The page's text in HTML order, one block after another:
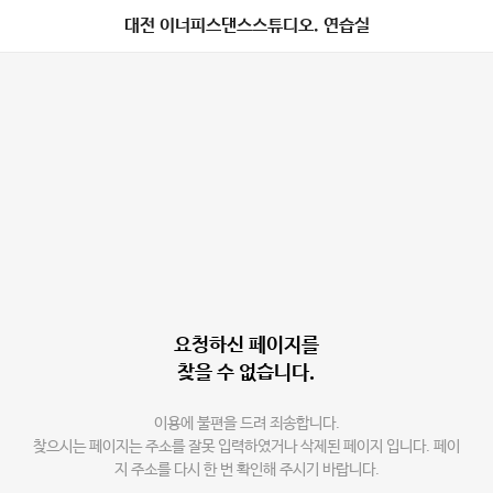
대전 이너피스댄스스튜디오. 연습실
요청하신 페이지를
찾을 수 없습니다.
이용에 불편을 드려 죄송합니다.
찾으시는 페이지는 주소를 잘못 입력하였거나 삭제된 페이지 입니다. 페이
지 주소를 다시 한 번 확인해 주시기 바랍니다.